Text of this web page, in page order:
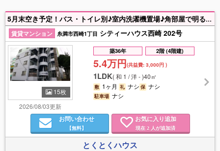
5月末空き予定！バス・トイレ別♪室内洗濯機置場♪角部屋で明るい室内♪☆お問い合わせは０９８－８５１－３２９１とくとくハウスまで！
賃貸マンション
糸満市西崎1丁目 シティーハウス西崎 202号
15枚
2026/08/03更新
築36年 2階 (4階建)
5.4万円(共益費:3,000円 )
1LDK(和 1 / 洋 -)40㎡
敷 1ヶ月 礼 ナシ保 ナシ
駐車場 ナシ
お問い合わせ
【無料】
お気に入り追加
現在 2 人が追加済
とくとくハウス